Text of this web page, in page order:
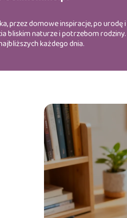
przez domowe inspiracje, po
bliskim naturze i potrzebom
każdego dnia.